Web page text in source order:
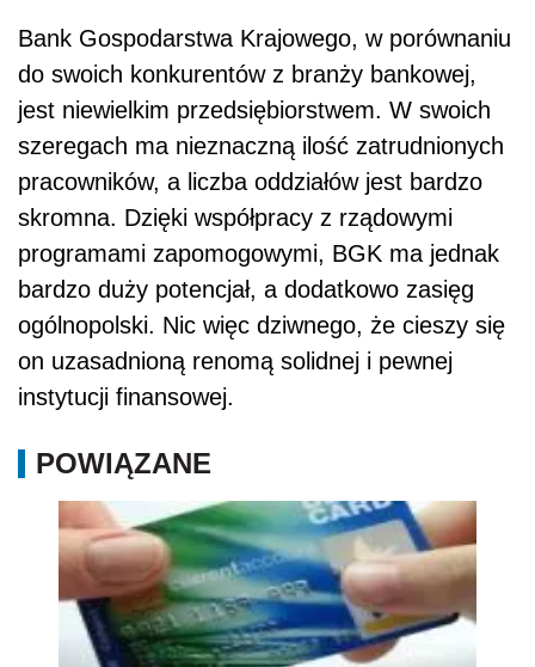
Bank Gospodarstwa Krajowego, w porównaniu
do swoich konkurentów z branży bankowej,
jest niewielkim przedsiębiorstwem. W swoich
szeregach ma nieznaczną ilość zatrudnionych
pracowników, a liczba oddziałów jest bardzo
skromna. Dzięki współpracy z rządowymi
programami zapomogowymi, BGK ma jednak
bardzo duży potencjał, a dodatkowo zasięg
ogólnopolski. Nic więc dziwnego, że cieszy się
on uzasadnioną renomą solidnej i pewnej
instytucji finansowej.
POWIĄZANE